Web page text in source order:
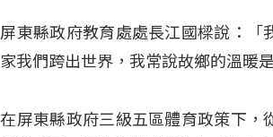
屏東縣政府教育處處長江國樑說：「
家我們跨出世界，我常說故鄉的溫暖
在屏東縣政府三級五區體育政策下，